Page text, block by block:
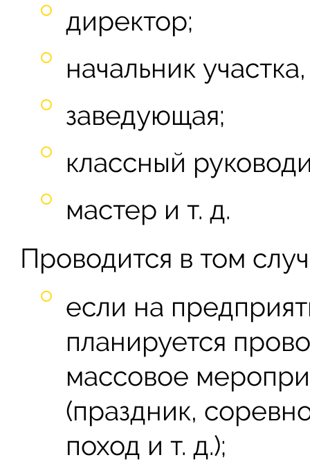
директор;
начальник
заведующая;
классный
мастер и т. д.
Проводится в том
если на
планируется
массовое
(праздник,
поход и т. д.);